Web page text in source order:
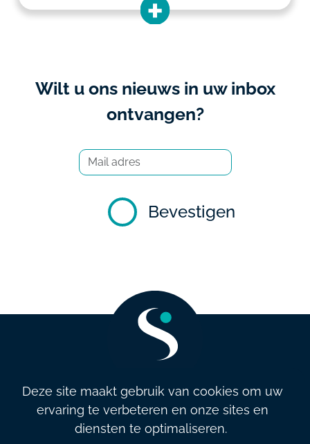
Wilt u ons nieuws in uw inbox
ontvangen?
Bevestigen
info@salarysolution.be • +32 2 521 79 79
Deze site maakt gebruik van cookies om uw
ervaring te verbeteren en onze sites en
diensten te optimaliseren.